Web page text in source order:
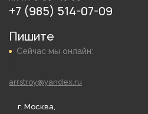
+7 (985) 514-07-09
Пишите
Сейчас мы онлайн:
arrstroy@yandex.ru
г. Москва,